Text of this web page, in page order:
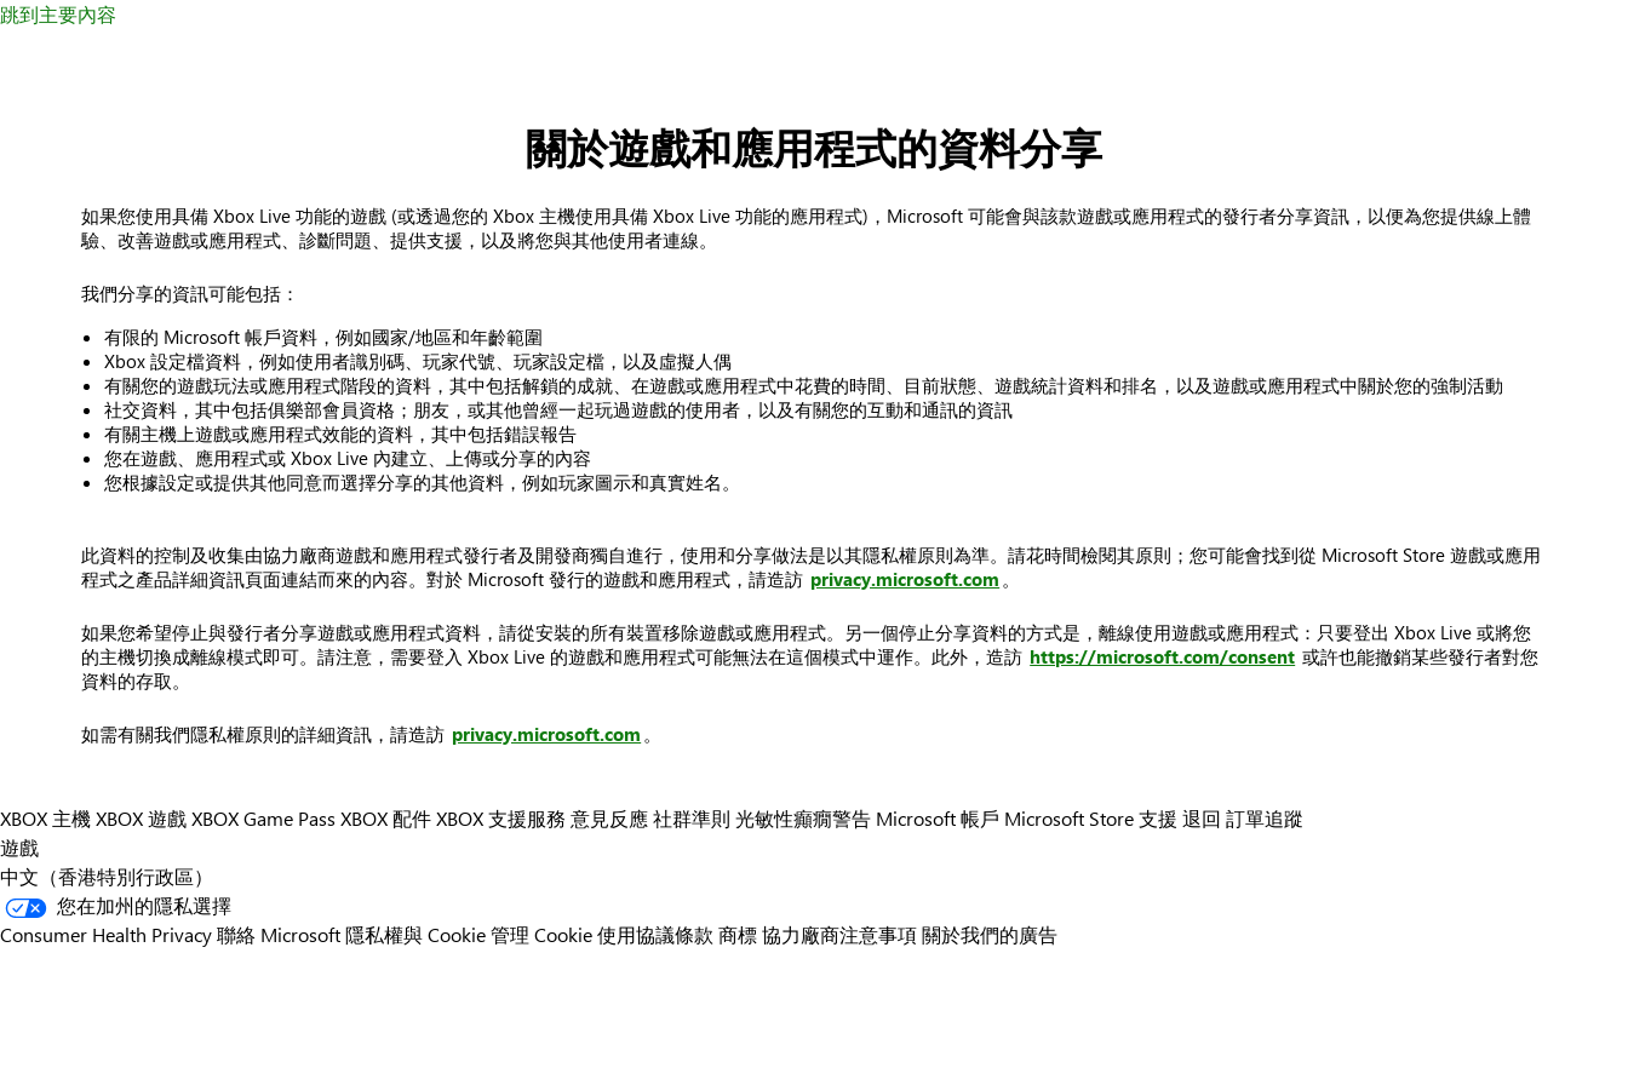
跳到主要內容
關於遊戲和應用程式的資料分享
如果您使用具備 Xbox Live 功能的遊戲 (或透過您的 Xbox 主機使用具備 Xbox Live 功能的應用程式)，Microsoft 可能會與該款遊戲或應用程式的發行者分享資訊，以便為您提供線上體
驗、改善遊戲或應用程式、診斷問題、提供支援，以及將您與其他使用者連線。
我們分享的資訊可能包括：
有限的 Microsoft 帳戶資料，例如國家/地區和年齡範圍
Xbox 設定檔資料，例如使用者識別碼、玩家代號、玩家設定檔，以及虛擬人偶
有關您的遊戲玩法或應用程式階段的資料，其中包括解鎖的成就、在遊戲或應用程式中花費的時間、目前狀態、遊戲統計資料和排名，以及遊戲或應用程式中關於您的強制活動
社交資料，其中包括俱樂部會員資格；朋友，或其他曾經一起玩過遊戲的使用者，以及有關您的互動和通訊的資訊
有關主機上遊戲或應用程式效能的資料，其中包括錯誤報告
您在遊戲、應用程式或 Xbox Live 內建立、上傳或分享的內容
您根據設定或提供其他同意而選擇分享的其他資料，例如玩家圖示和真實姓名。
此資料的控制及收集由協力廠商遊戲和應用程式發行者及開發商獨自進行，使用和分享做法是以其隱私權原則為準。請花時間檢閱其原則；您可能會找到從 Microsoft Store 遊戲或應用
程式之產品詳細資訊頁面連結而來的內容。對於 Microsoft 發行的遊戲和應用程式，請造訪 privacy.microsoft.com 。
如果您希望停止與發行者分享遊戲或應用程式資料，請從安裝的所有裝置移除遊戲或應用程式。另一個停止分享資料的方式是，離線使用遊戲或應用程式：只要登出 Xbox Live 或將您
的主機切換成離線模式即可。請注意，需要登入 Xbox Live 的遊戲和應用程式可能無法在這個模式中運作。此外，造訪 https://microsoft.com/consent 或許也能撤銷某些發行者對您
資料的存取。
如需有關我們隱私權原則的詳細資訊，請造訪 privacy.microsoft.com 。
XBOX 主機XBOX 遊戲XBOX Game Pass XBOX 配件XBOX 支援服務 意見反應社群準則 光敏性癲癇警告 Microsoft 帳戶 Microsoft Store 支援 退回 訂單追蹤
遊戲
中文（香港特別行政區）
您在加州的隱私選擇
Consumer Health Privacy聯絡 Microsoft隱私權與 Cookie管理 Cookie使用協議條款 商標協力廠商注意事項關於我們的廣告